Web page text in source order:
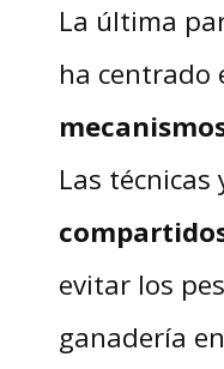
La última
ha centrado
Las técnicas
evitar los
ganadería